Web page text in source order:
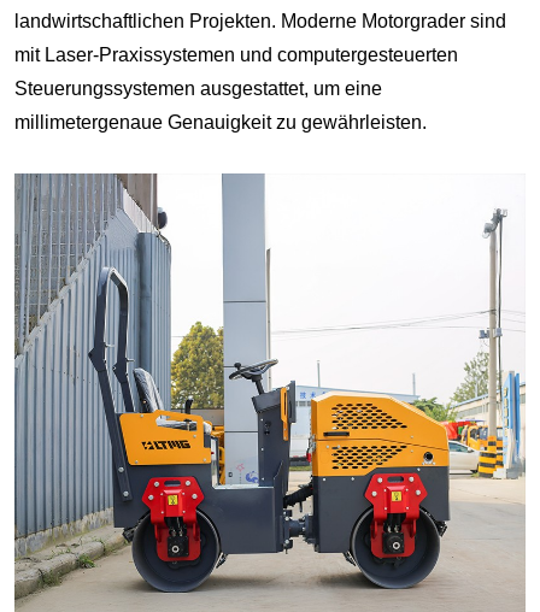
landwirtschaftlichen Projekten. Moderne Motorgrader sind
mit Laser-Praxissystemen und computergesteuerten
Steuerungssystemen ausgestattet, um eine
millimetergenaue Genauigkeit zu gewährleisten.